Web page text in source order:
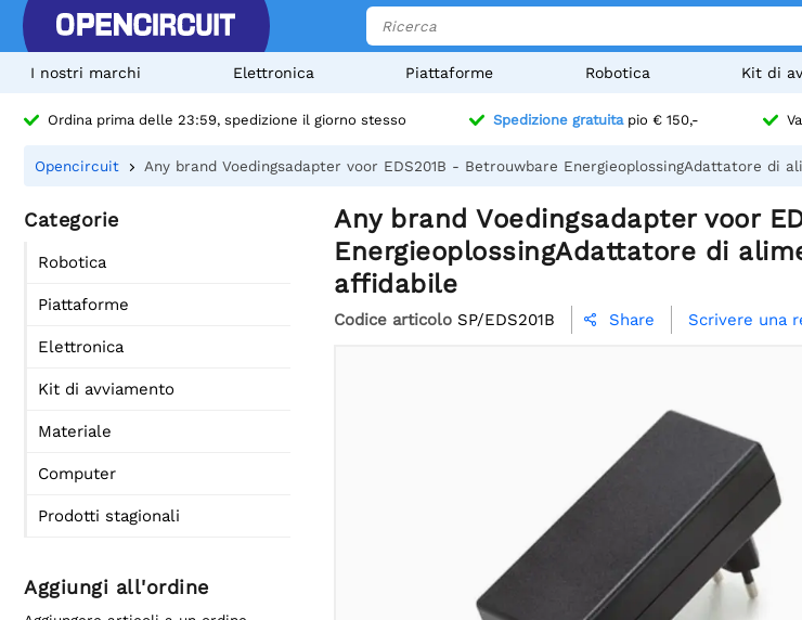
I nostri marchi Elettronica Piattaforme Robotica Kit di
Ordina prima delle 23:59, spedizione il giorno stesso Spedizione gratuitapio € 150,-
Opencircuit Any brand Voedingsadapter voor EDS201B - Betrouwbare EnergieoplossingAdattatore di
Categorie
Robotica
Piattaforme
Elettronica
Kit di avviamento
Materiale
Computer
Prodotti stagionali
Aggiungi all'ordine
Any brand Voedingsadapter voor
EnergieoplossingAdattatore di
affidabile
Codice articolo SP/EDS201B  Share Scrivere una